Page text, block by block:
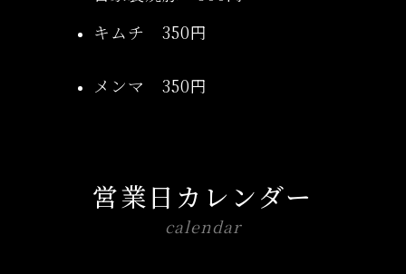
キムチ 350円
メンマ 350円
営業日カレンダー
calendar